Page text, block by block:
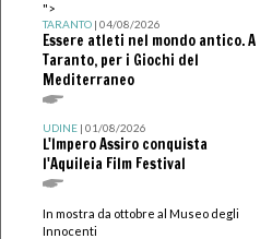
">
TARANTO| 04/08/2026
Essere atleti nel mondo antico. A
Taranto, per i Giochi del
Mediterraneo
UDINE| 01/08/2026
L'Impero Assiro conquista
l'Aquileia Film Festival
In mostra da ottobre al Museo degli
Innocenti